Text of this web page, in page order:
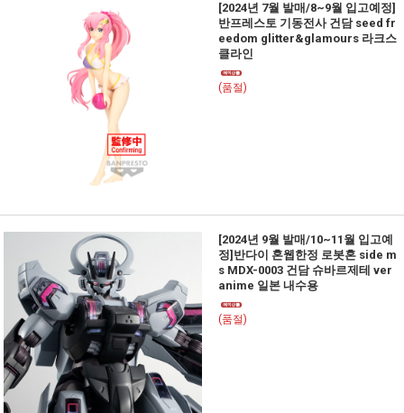
[2024년 7월 발매/8~9월 입고예정]
반프레스토 기동전사 건담 seed fr
eedom glitter&glamours 라크스
클라인
(품절)
[2024년 9월 발매/10~11월 입고예
정]반다이 혼웹한정 로봇혼 side m
s MDX-0003 건담 슈바르제테 ver
anime 일본 내수용
(품절)